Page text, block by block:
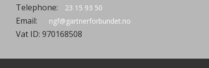
Telephone:
23 15 93 50
Email: ngf@gartnerforbundet.no
Vat ID: 970168508